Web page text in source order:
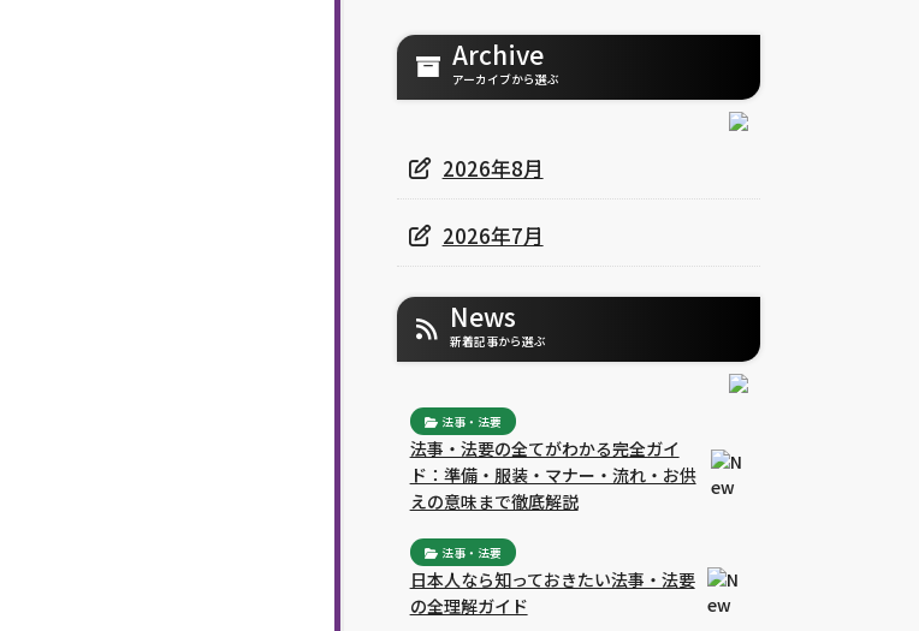
Archive
アーカイブから選ぶ
2026年8月
2026年7月
News
新着記事から選ぶ
法事・法要
法事・法要の全てがわかる完全ガイ
ド：準備・服装・マナー・流れ・お供
えの意味まで徹底解説
法事・法要
日本人なら知っておきたい法事・法要
の全理解ガイド